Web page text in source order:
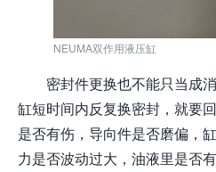
NEUMA双作用液压缸
密封件更换也不能只当成
缸短时间内反复换密封，就要
是否有伤，导向件是否磨偏，
力是否波动过大，油液里是否